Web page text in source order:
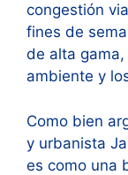
congestión
fines de
de alta
ambiente y
Como bien
y urbanista
es como una